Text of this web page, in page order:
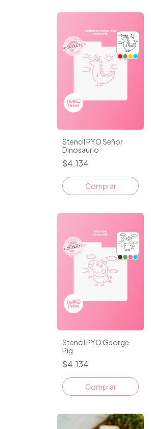
Stencil PYO Señor
Dinosaurio
$4.134
Comprar
Stencil PYO George
Pig
$4.134
Comprar